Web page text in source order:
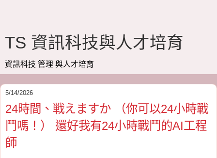
TS 資訊科技與人才培育
資訊科技 管理 與人才培育
5/14/2026
24時間、戦えますか （你可以24小時戰
鬥嗎！） 還好我有24小時戰鬥的AI工程
師